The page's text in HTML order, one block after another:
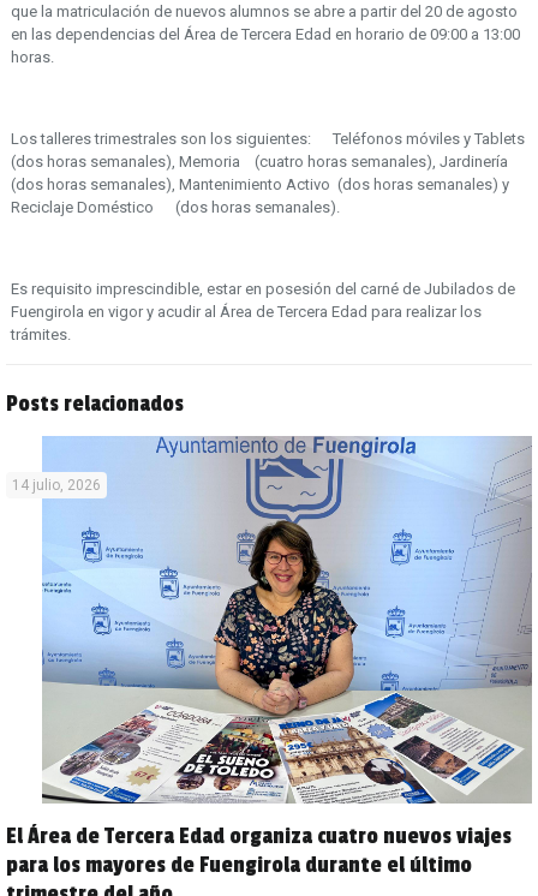
que la matriculación de nuevos alumnos se abre a partir del 20 de agosto
en las dependencias del Área de Tercera Edad en horario de 09:00 a 13:00
horas.
Los talleres trimestrales son los siguientes: Teléfonos móviles y Tablets
(dos horas semanales), Memoria (cuatro horas semanales), Jardinería
(dos horas semanales), Mantenimiento Activo (dos horas semanales) y
Reciclaje Doméstico (dos horas semanales).
Es requisito imprescindible, estar en posesión del carné de Jubilados de
Fuengirola en vigor y acudir al Área de Tercera Edad para realizar los
trámites.
Posts relacionados
14 julio, 2026
El Área de Tercera Edad organiza cuatro nuevos viajes
para los mayores de Fuengirola durante el último